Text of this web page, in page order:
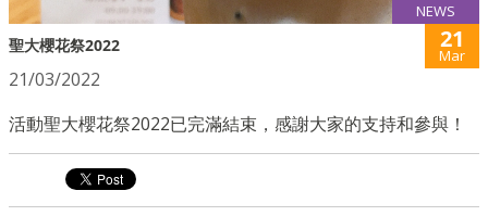
NEWS
聖大櫻花祭2022 21
Mar
21/03/2022
活動聖大櫻花祭2022已完滿結束，感謝大家的支持和參與！